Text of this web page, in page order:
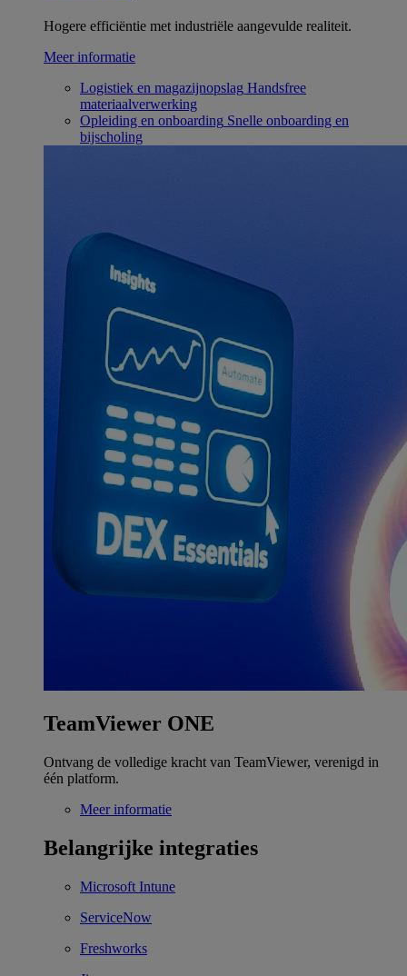
Hogere efficiëntie met industriële aangevulde realiteit.
Meer informatie
Logistiek en magazijnopslag Handsfree
materiaalverwerking
Opleiding en onboarding Snelle onboarding en
bijscholing
TeamViewer ONE
Ontvang de volledige kracht van TeamViewer, verenigd in
één platform.
Meer informatie
Belangrijke integraties
Microsoft Intune
ServiceNow
Freshworks